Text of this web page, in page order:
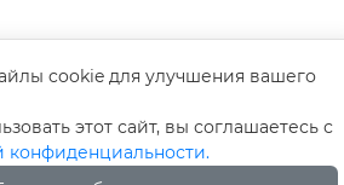
cookie для улучшения вашего
этот сайт, вы соглашаетесь с
конфиденциальности.